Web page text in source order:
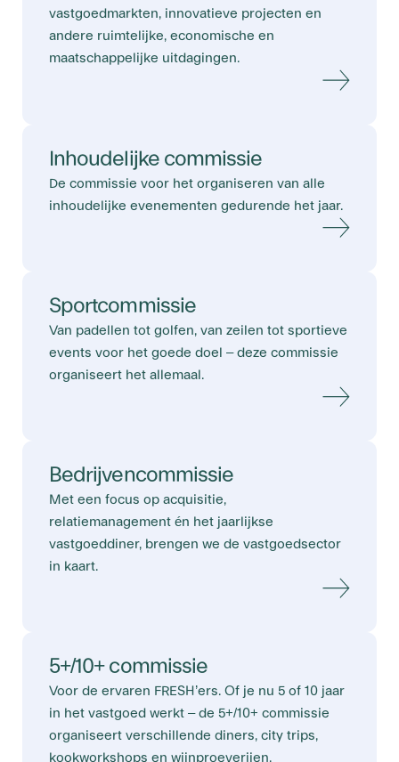
vastgoedmarkten, innovatieve projecten en
andere ruimtelijke, economische en
maatschappelijke uitdagingen.
Inhoudelijke commissie
De commissie voor het organiseren van alle
inhoudelijke evenementen gedurende het jaar.
Sportcommissie
Van padellen tot golfen, van zeilen tot sportieve
events voor het goede doel – deze commissie
organiseert het allemaal.
Bedrijvencommissie
Met een focus op acquisitie,
relatiemanagement én het jaarlijkse
vastgoeddiner, brengen we de vastgoedsector
in kaart.
5+/10+ commissie
Voor de ervaren FRESH’ers. Of je nu 5 of 10 jaar
in het vastgoed werkt – de 5+/10+ commissie
organiseert verschillende diners, city trips,
kookworkshops en wijnproeverijen.